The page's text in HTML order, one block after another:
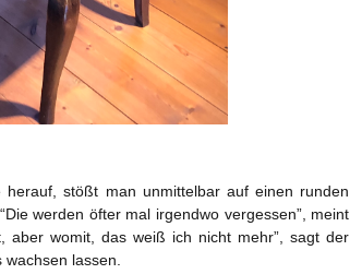
stößt man unmittelbar auf einen runden
werden öfter mal irgendwo vergessen”, meint
aber womit, das weiß ich nicht mehr”, sagt der
lassen.